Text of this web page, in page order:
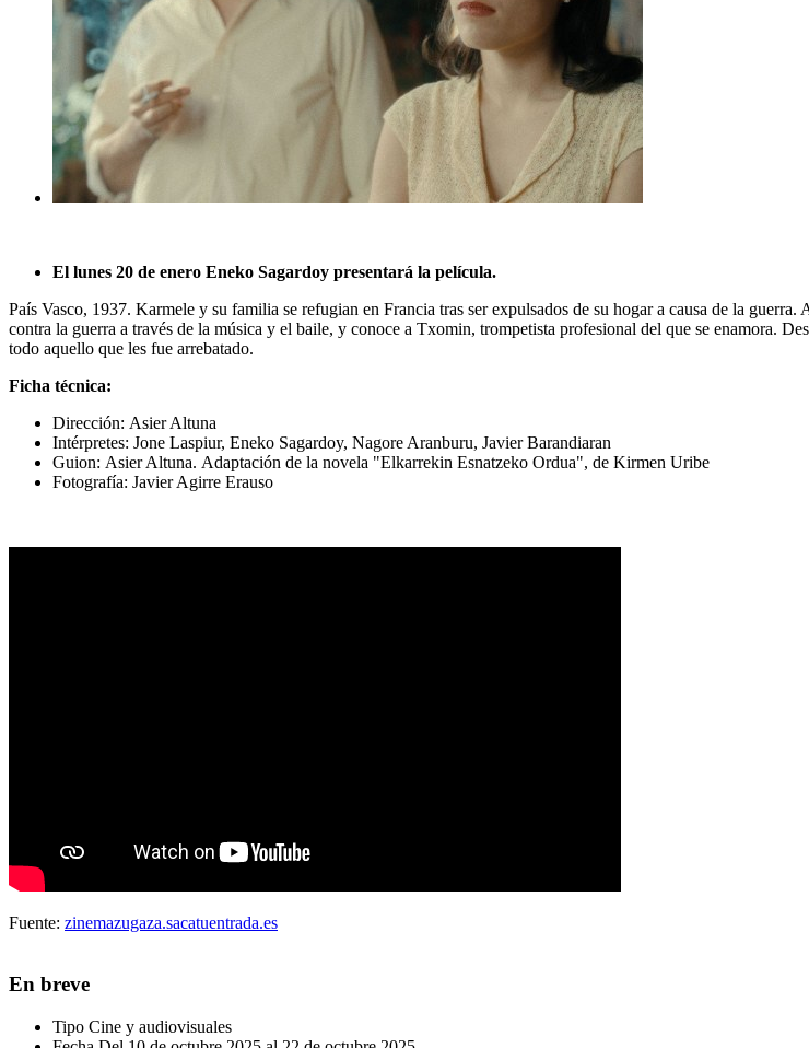
El lunes 20 de enero Eneko Sagardoy presentará la película.
País Vasco, 1937. Karmele y su familia se refugian en Francia tras ser expulsados de su hogar a causa de la
contra la guerra a través de la música y el baile, y conoce a Txomin, trompetista profesional del que se enamora.
todo aquello que les fue arrebatado.
Ficha técnica:
Dirección: Asier Altuna
Intérpretes: Jone Laspiur, Eneko Sagardoy, Nagore Aranburu, Javier Barandiaran
Guion: Asier Altuna. Adaptación de la novela "Elkarrekin Esnatzeko Ordua", de Kirmen Uribe
Fotografía: Javier Agirre Erauso
Fuente: zinemazugaza.sacatuentrada.es
En breve
Tipo Cine y audiovisuales